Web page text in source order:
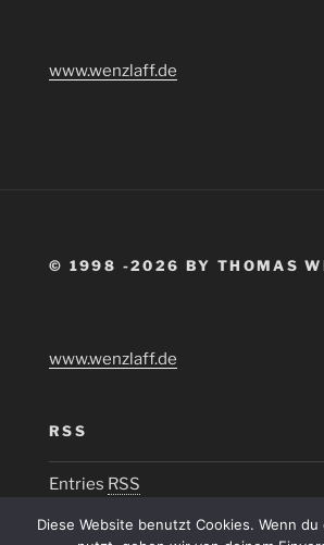
www.wenzlaff.de
© 1998 -2026 BY THOMAS
www.wenzlaff.de
RSS
Entries RSS
Diese Website benutzt Cookies. Wenn